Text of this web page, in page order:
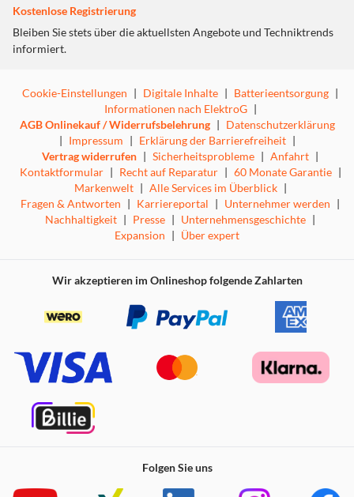
Kostenlose Registrierung
Bleiben Sie stets über die aktuellsten Angebote und Techniktrends
informiert.
Cookie-Einstellungen | Digitale Inhalte | Batterieentsorgung |
Informationen nach ElektroG |
AGB Onlinekauf / Widerrufsbelehrung | Datenschutzerklärung
| Impressum | Erklärung der Barrierefreiheit |
Vertrag widerrufen | Sicherheitsprobleme | Anfahrt |
Kontaktformular | Recht auf Reparatur | 60 Monate Garantie |
Markenwelt | Alle Services im Überblick |
Fragen & Antworten | Karriereportal | Unternehmer werden |
Nachhaltigkeit | Presse | Unternehmensgeschichte |
Expansion | Über expert
Wir akzeptieren im Onlineshop folgende Zahlarten
Folgen Sie uns